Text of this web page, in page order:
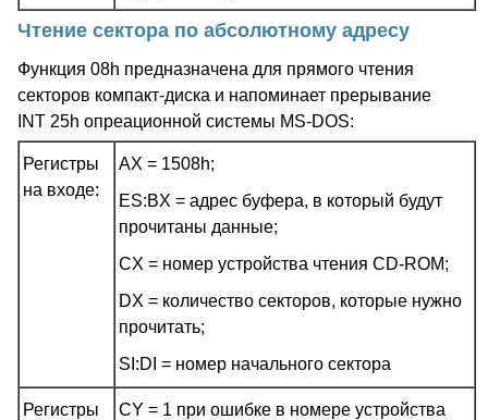
Чтение сектора по абсолютному адресу
Функция 08h предназначена для прямого чтения
секторов компакт-диска и напоминает прерывание
INT 25h опреационной системы MS-DOS:
Регистры
на входе:
AX = 1508h;
ES:BX = адрес буфера, в который будут
прочитаны данные;
CX = номер устройства чтения CD-ROM;
DX = количество секторов, которые нужно
прочитать;
SI:DI = номер начального сектора
Регистры
CY = 1 при ошибке в номере устройства